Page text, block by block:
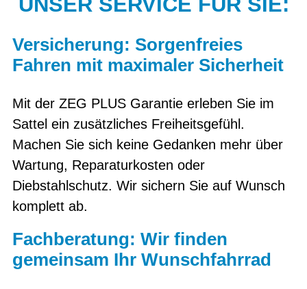
Versicherung: Sorgenfreies
Fahren mit maximaler Sicherheit
Mit der ZEG PLUS Garantie erleben Sie im
Sattel ein zusätzliches Freiheitsgefühl.
Machen Sie sich keine Gedanken mehr über
Wartung, Reparaturkosten oder
Diebstahlschutz. Wir sichern Sie auf Wunsch
komplett ab.
Fachberatung: Wir finden
gemeinsam Ihr Wunschfahrrad